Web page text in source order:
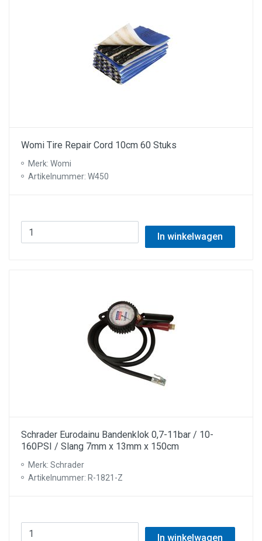
Womi Tire Repair Cord 10cm 60 Stuks
Merk: Womi
Artikelnummer: W450
In winkelwagen
Schrader Eurodainu Bandenklok 0,7-11bar / 10-
160PSI / Slang 7mm x 13mm x 150cm
Merk: Schrader
Artikelnummer: R-1821-Z
In winkelwagen